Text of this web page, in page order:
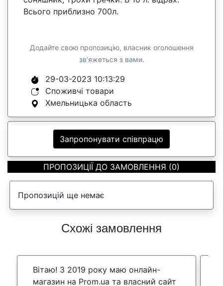
Всього приблизно 700л.
Додайте свою пропозицію, власник оголошення
зв'яжеться з вами.
29-03-2023 10:13:29
Споживчі товари
Хмельницька область
Запропонувати співпрацю
ПРОПОЗИЦІЇ ДО ЗАМОВЛЕННЯ (0)
Пропозицій ще немає
Схожі замовлення
Вітаю! З 2019 року маю онлайн-
магазин на Prom.ua та власний сайт